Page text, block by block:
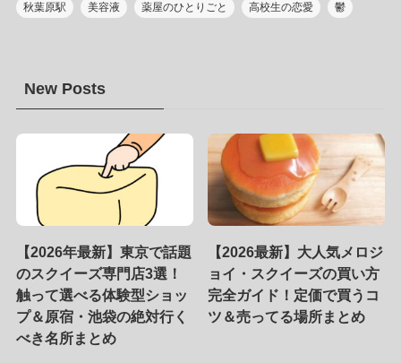
秋葉原駅 美容液 薬屋のひとりごと 高校生の恋愛 鬱
New Posts
【2026年最新】東京で話題
のスクイーズ専門店3選！
触って選べる体験型ショッ
プ＆原宿・池袋の絶対行く
べき名所まとめ
【2026最新】大人気メロジ
ョイ・スクイーズの買い方
完全ガイド！定価で買うコ
ツ＆売ってる場所まとめ